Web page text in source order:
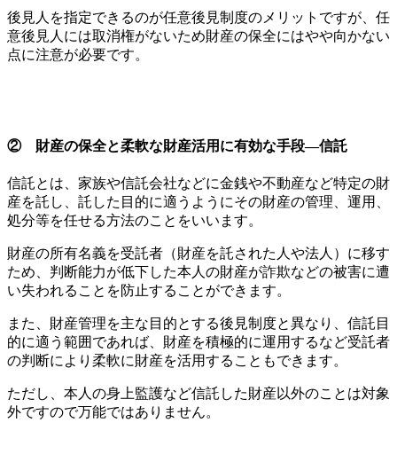
後見人を指定できるのが任意後見制度のメリットですが、任
意後見人には取消権がないため財産の保全にはやや向かない
点に注意が必要です。
② 財産の保全と柔軟な財産活用に有効な手段―信託
信託とは、家族や信託会社などに金銭や不動産など特定の財
産を託し、託した目的に適うようにその財産の管理、運用、
処分等を任せる方法のことをいいます。
財産の所有名義を受託者（財産を託された人や法人）に移す
ため、判断能力が低下した本人の財産が詐欺などの被害に遭
い失われることを防止することができます。
また、財産管理を主な目的とする後見制度と異なり、信託目
的に適う範囲であれば、財産を積極的に運用するなど受託者
の判断により柔軟に財産を活用することもできます。
ただし、本人の身上監護など信託した財産以外のことは対象
外ですので万能ではありません。